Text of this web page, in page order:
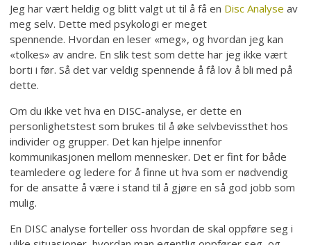
Jeg har vært heldig og blitt valgt ut til å få en Disc Analyse av
meg selv. Dette med psykologi er meget
spennende. Hvordan en leser «meg», og hvordan jeg kan
«tolkes» av andre. En slik test som dette har jeg ikke vært
borti i før. Så det var veldig spennende å få lov å bli med på
dette.
Om du ikke vet hva en DISC-analyse, er dette en
personlighetstest som brukes til å øke selvbevissthet hos
individer og grupper. Det kan hjelpe innenfor
kommunikasjonen mellom mennesker. Det er fint for både
teamledere og ledere for å finne ut hva som er nødvendig
for de ansatte å være i stand til å gjøre en så god jobb som
mulig.
En DISC analyse forteller oss hvordan de skal oppføre seg i